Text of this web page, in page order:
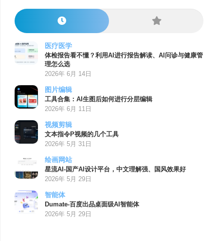
医疗医学
体检报告看不懂？利用AI进行报告解读、AI问诊与健康管
理怎么选
2026年 6月 14日
图片编辑
工具合集：AI生图后如何进行分层编辑
2026年 6月 11日
视频剪辑
文本指令P视频的几个工具
2026年 5月 31日
绘画网站
星流AI-国产AI设计平台，中文理解强、国风效果好
2026年 5月 29日
智能体
Dumate-百度出品桌面级AI智能体
2026年 5月 29日